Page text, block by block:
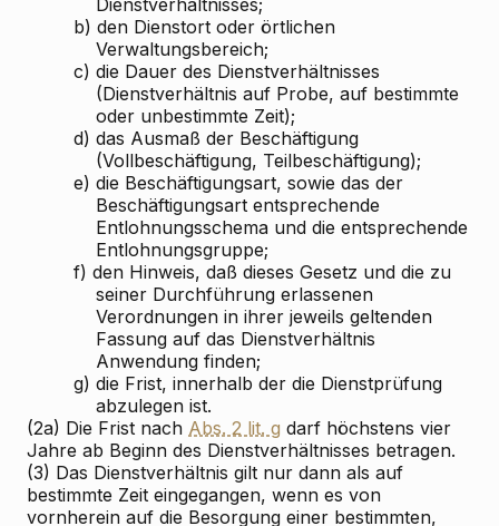
b) den Dienstort oder örtlichen
Verwaltungsbereich;
c) die Dauer des Dienstverhältnisses
(Dienstverhältnis auf Probe, auf bestimmte
oder unbestimmte Zeit);
d) das Ausmaß der Beschäftigung
(Vollbeschäftigung, Teilbeschäftigung);
e) die Beschäftigungsart, sowie das der
Beschäftigungsart entsprechende
Entlohnungsschema und die entsprechende
Entlohnungsgruppe;
f) den Hinweis, daß dieses Gesetz und die zu
seiner Durchführung erlassenen
Verordnungen in ihrer jeweils geltenden
Fassung auf das Dienstverhältnis
Anwendung finden;
g) die Frist, innerhalb der die Dienstprüfung
abzulegen ist.
(2a) Die Frist nach Abs. 2 lit. g darf höchstens vier
Jahre ab Beginn des Dienstverhältnisses betragen.
(3) Das Dienstverhältnis gilt nur dann als auf
bestimmte Zeit eingegangen, wenn es von
vornherein auf die Besorgung einer bestimmten,